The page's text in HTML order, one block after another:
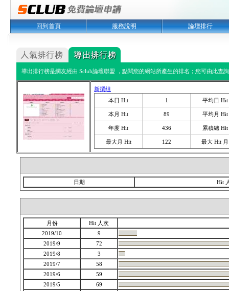
回到首頁 服務說明 論壇排行
導出排行榜是網友經由 Sclub論壇聯盟 ，點閱您的網站所產生的排名；您可由此查
新撰组
本日 Hit
1 平均日 Hit
本月 Hit 89 平均月 Hit
年度 Hit 436 累積總 Hit
最大月 Hit 122 最大 Hit 月
日期 Hit
月份
Hit 人次
2019/10
9
2019/9
72
2019/8
3
2019/7
58
2019/6
59
2019/5
69